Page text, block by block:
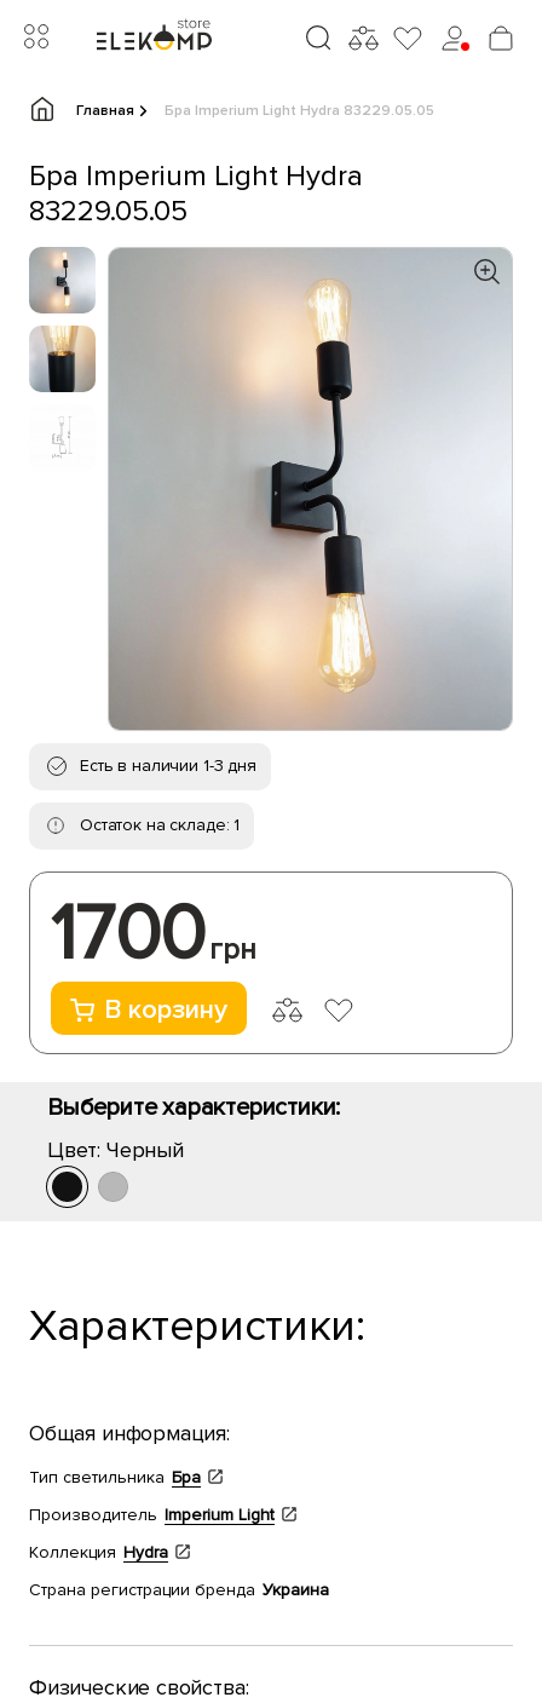
Главная Бра Imperium Light Hydra 83229.05.05
Бра Imperium Light Hydra
83229.05.05
Есть в наличии 1-3 дня
Остаток на складе: 1
1700грн
В корзину
Выберите характеристики:
Цвет: Черный
Характеристики:
Общая информация:
Тип светильника Бра
Производитель Imperium Light
Коллекция Hydra
Страна регистрации бренда Украина
Физические свойства: